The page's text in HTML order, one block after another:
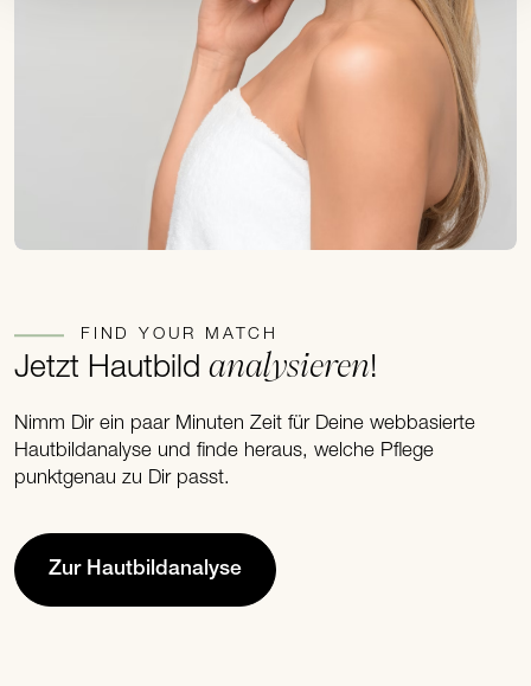
FIND YOUR MATCH
Jetzt Hautbildanalysieren!
Nimm Dir ein paar Minuten Zeit für Deine webbasierte
Hautbildanalyse und finde heraus, welche Pflege
punktgenau zu Dir passt.
Zur Hautbildanalyse